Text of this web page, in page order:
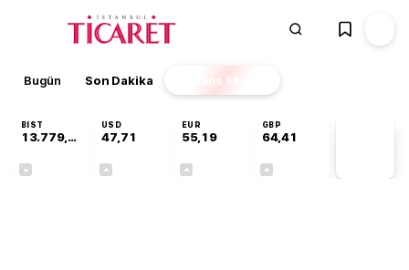
Bugün Son Dakika Finans EKSTRA
BIST
13.779,39
USD
47,71
EUR
55,19
GBP
64,41